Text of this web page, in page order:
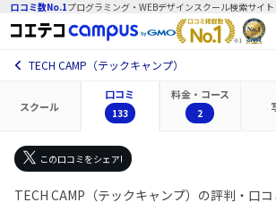
口コミ数No.1プログラミング・WEBデザインスクール検索サイト
TECH CAMP（テックキャンプ）
スクール
口コミ
133
料金・コース
2
この口コミをシェア!
TECH CAMP（テックキャンプ）の評判・口コ